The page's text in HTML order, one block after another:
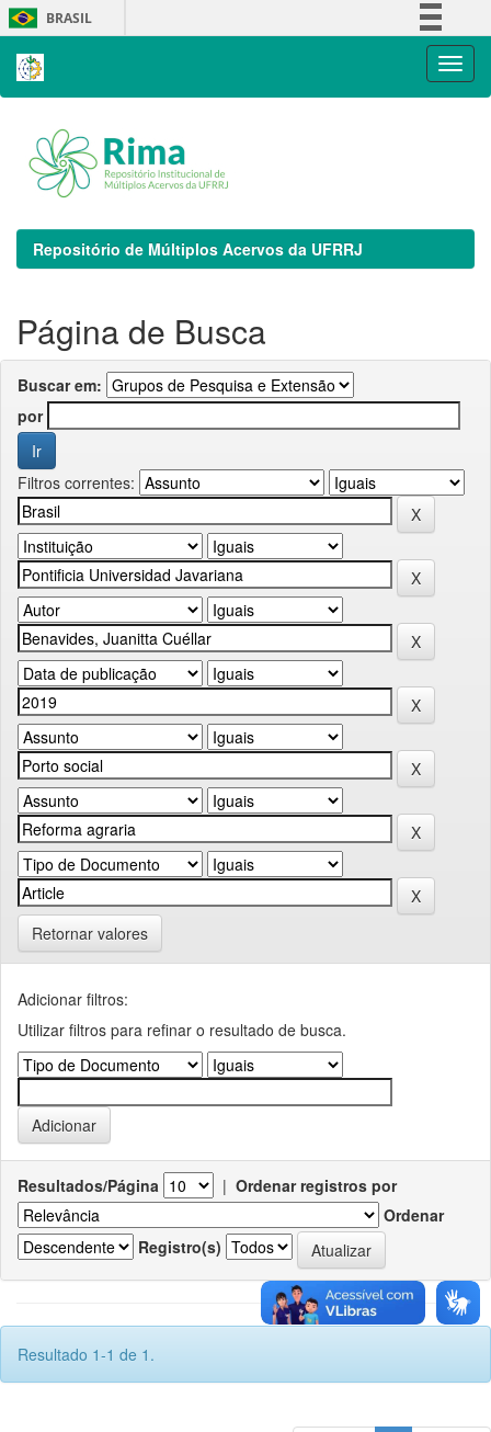
Skip
navigation
BRASIL
Repositório de Múltiplos Acervos da UFRRJ
Página de Busca
Buscar em:
por
Filtros correntes:
Retornar valores
Adicionar filtros:
Utilizar filtros para refinar o resultado de busca.
Resultados/Página | Ordenar registros por
Ordenar
Registro(s)
Resultado 1-1 de 1.